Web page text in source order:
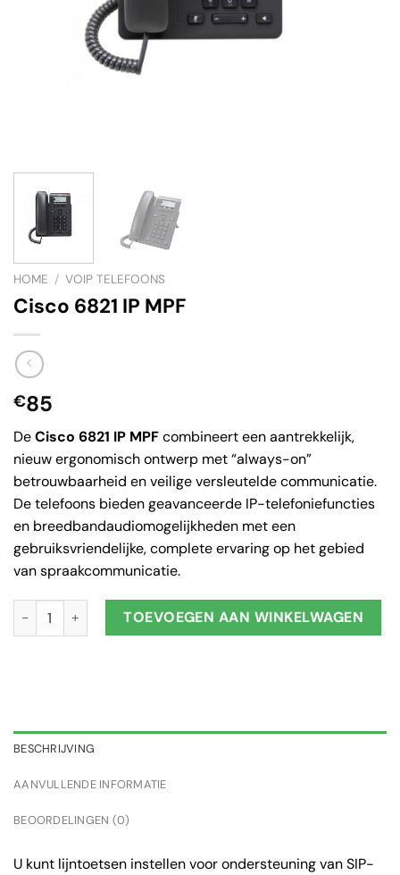
HOME / VOIP TELEFOONS
Cisco 6821 IP MPF
€85
DeCisco 6821 IP MPFcombineert een aantrekkelijk,
nieuw ergonomisch ontwerp met “always-on”
betrouwbaarheid en veilige versleutelde communicatie.
De telefoons bieden geavanceerde IP-telefoniefuncties
en breedbandaudiomogelijkheden met een
gebruiksvriendelijke, complete ervaring op het gebied
van spraakcommunicatie.
Cisco 6821 IP MPF aantalTOEVOEGEN AAN WINKELWAGEN
BESCHRIJVING
AANVULLENDE INFORMATIE
BEOORDELINGEN (0)
U kunt lijntoetsen instellen voor ondersteuning van SIP-